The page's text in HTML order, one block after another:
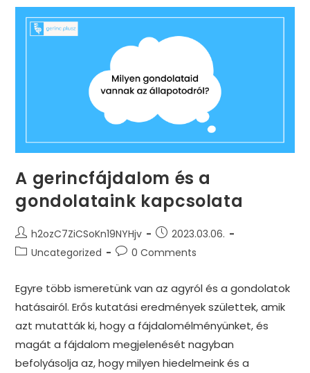
A gerincfájdalom és a
gondolataink kapcsolata
Post
author:
h2ozC7ZiCSoKn19NYHjv
Post
published:
2023.03.06.
PostUncategorized
Post0 Comments
Egyre több ismeretünk van az agyról és a gondolatok
hatásairól. Erős kutatási eredmények születtek, amik
azt mutatták ki, hogy a fájdalomélményünket, és
magát a fájdalom megjelenését nagyban
befolyásolja az, hogy milyen hiedelmeink és a